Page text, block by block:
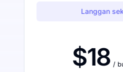
Langgan
$18 /